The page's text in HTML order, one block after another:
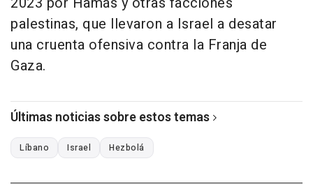
palestinas, que llevaron a Israel a desatar
una cruenta ofensiva contra la Franja de
Gaza.
Últimas noticias sobre estos temas
Líbano Israel Hezbolá